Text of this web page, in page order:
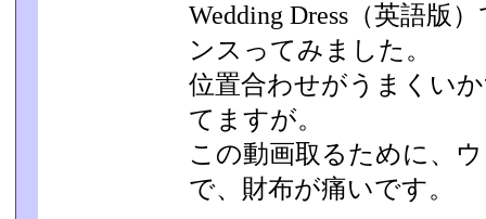
Wedding Dress（英語版
ンスってみました。
位置合わせがうまくい
てますが。
この動画取るために、
で、財布が痛いです。